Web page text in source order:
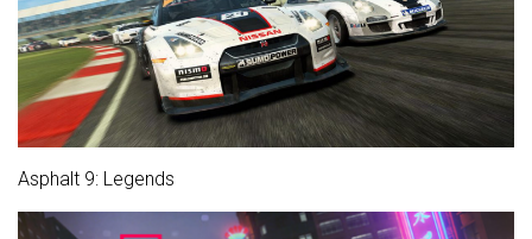
Asphalt 9: Legends